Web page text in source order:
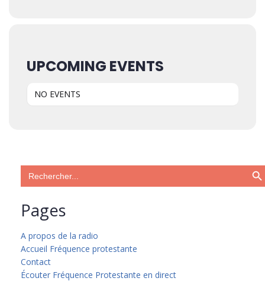
UPCOMING EVENTS
NO EVENTS
Search
for:
Search
Pages
A propos de la radio
Accueil Fréquence protestante
Contact
Écouter Fréquence Protestante en direct